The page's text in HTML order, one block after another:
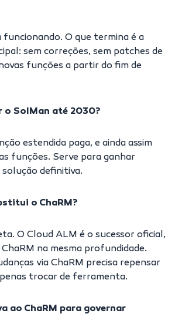
funcionando. O que termina é a
sem correções, sem patches de
funções a partir do fim de
o SolMan até 2030?
estendida paga, e ainda assim
funções. Serve para ganhar
definitiva.
o ChaRM?
O Cloud ALM é o sucessor oficial,
na mesma profundidade.
via ChaRM precisa repensar
trocar de ferramenta.
ao ChaRM para governar